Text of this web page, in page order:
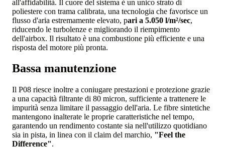
all'affidabilità. Il cuore del sistema è un unico strato di
poliestere con trama calibrata, una tecnologia che favorisce un
flusso d'aria estremamente elevato, pari a 5.050 l/m²/sec,
riducendo le turbolenze e migliorando il riempimento
dell'airbox. Il risultato è una combustione più efficiente e una
risposta del motore più pronta.
Bassa manutenzione
Il P08 riesce inoltre a coniugare prestazioni e protezione grazie
a una capacità filtrante di 80 micron, sufficiente a trattenere le
impurità senza limitare il passaggio dell'aria. Le fibre sintetiche
mantengono inalterate le proprie caratteristiche nel tempo,
garantendo un rendimento costante sia nell'utilizzo quotidiano
sia in pista, in linea con il claim del marchio, "Feel the
Difference".